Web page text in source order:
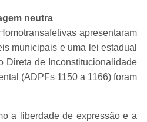
neutra
apresentaram
municipais e uma lei estadual
Direta de Inconstitucionalidade
(ADPFs 1150 a 1166) foram
a liberdade de expressão e a